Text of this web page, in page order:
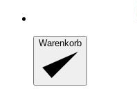
Warenkorb